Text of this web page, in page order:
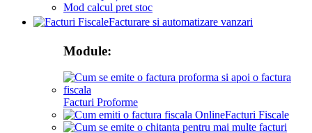
Mod calcul pret stoc
Facturare si automatizare vanzari
Module:
Facturi Proforme
Facturi Fiscale